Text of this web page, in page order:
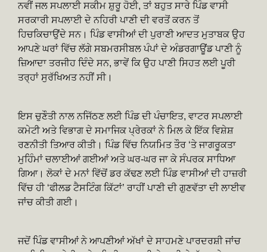
ਨਵੀਂ ਜਲ ਸਪਲਾਈ ਸਕੀਮ ਸ਼ੁਰੂ ਹੋਈ, ਤਾਂ ਬਹੁਤ ਸਾਰੇ ਪਿੰਡ ਵਾਸੀ
ਸਰਕਾਰੀ ਸਪਲਾਈ ਦੇ ਨਹਿਰੀ ਪਾਣੀ ਦੀ ਵਰਤੋਂ ਕਰਨ ਤੋਂ
ਹਿਚਕਿਚਾਉਂਦੇ ਸਨ। ਪਿੰਡ ਵਾਸੀਆਂ ਦੀ ਪੁਰਾਣੀ ਆਦਤ ਮੁਤਾਬਕ ਉਹ
ਆਪਣੇ ਘਰਾਂ ਵਿੱਚ ਲੱਗੇ ਸਬਮਰਸੀਬਲ ਪੰਪਾਂ ਦੇ ਅੰਡਰਗਾਊਂਡ ਪਾਣੀ ਨੂੰ
ਜ਼ਿਆਦਾ ਤਰਜੀਹ ਦਿੰਦੇ ਸਨ, ਭਾਵੇਂ ਕਿ ਉਹ ਪਾਣੀ ਸਿਹਤ ਲਈ ਪੂਰੀ
ਤਰ੍ਹਾਂ ਸੁਰੱਖਿਅਤ ਨਹੀਂ ਸੀ।
ਇਸ ਚੁਣੌਤੀ ਨਾਲ ਨਜਿੱਠਣ ਲਈ ਪਿੰਡ ਦੀ ਪੰਚਾਇਤ, ਵਾਟਰ ਸਪਲਾਈ
ਕਮੇਟੀ ਅਤੇ ਵਿਭਾਗ ਦੇ ਸਮਾਜਿਕ ਪ੍ਰੇਰਕਾਂ ਨੇ ਮਿਲ ਕੇ ਇੱਕ ਵਿਸ਼ੇਸ਼
ਰਣਨੀਤੀ ਤਿਆਰ ਕੀਤੀ। ਪਿੰਡ ਵਿੱਚ ਨਿਯਮਿਤ ਤੌਰ ‘ਤੇ ਜਾਗਰੂਕਤਾ
ਮੁਹਿੰਮਾਂ ਚਲਾਈਆਂ ਗਈਆਂ ਅਤੇ ਘਰ-ਘਰ ਜਾ ਕੇ ਸੰਪਰਕ ਸਾਧਿਆ
ਗਿਆ। ਲੋਕਾਂ ਦੇ ਮਨਾਂ ਵਿੱਚੋਂ ਡਰ ਕੱਢਣ ਲਈ ਪਿੰਡ ਵਾਸੀਆਂ ਦੀ ਹਾਜ਼ਰੀ
ਵਿੱਚ ਹੀ ‘ਫੀਲਡ ਟੈਸਟਿੰਗ ਕਿੱਟਾਂ’ ਰਾਹੀਂ ਪਾਣੀ ਦੀ ਗੁਣਵੱਤਾ ਦੀ ਲਾਈਵ
ਜਾਂਚ ਕੀਤੀ ਗਈ।
ਜਦੋਂ ਪਿੰਡ ਵਾਸੀਆਂ ਨੇ ਆਪਣੀਆਂ ਅੱਖਾਂ ਦੇ ਸਾਹਮਣੇ ਪਾਰਦਰਸ਼ੀ ਜਾਂਚ